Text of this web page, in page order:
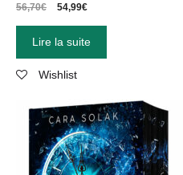
56,70€ 54,99€
Lire la suite
Wishlist